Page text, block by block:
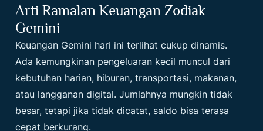
Arti Ramalan Keuangan Zodiak
Gemini
Keuangan Gemini hari ini terlihat cukup dinamis.
Ada kemungkinan pengeluaran kecil muncul dari
kebutuhan harian, hiburan, transportasi, makanan,
atau langganan digital. Jumlahnya mungkin tidak
besar, tetapi jika tidak dicatat, saldo bisa terasa
cepat berkurang.